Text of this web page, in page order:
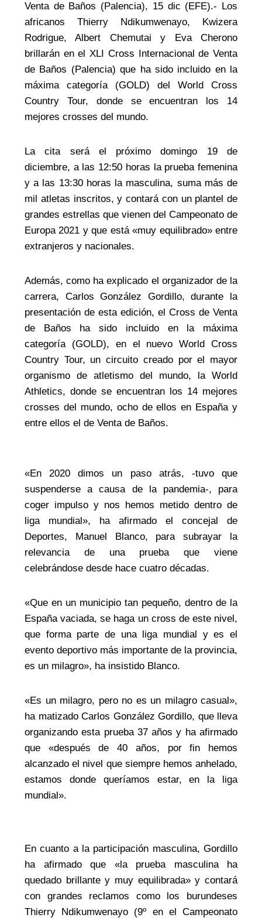
Venta de Baños (Palencia), 15 dic (EFE).- Los
africanos Thierry Ndikumwenayo, Kwizera
Rodrigue, Albert Chemutai y Eva Cherono
brillarán en el XLI Cross Internacional de Venta
de Baños (Palencia) que ha sido incluido en la
máxima categoría (GOLD) del World Cross
Country Tour, donde se encuentran los 14
mejores crosses del mundo.
La cita será el próximo domingo 19 de
diciembre, a las 12:50 horas la prueba femenina
y a las 13:30 horas la masculina, suma más de
mil atletas inscritos, y contará con un plantel de
grandes estrellas que vienen del Campeonato de
Europa 2021 y que está «muy equilibrado» entre
extranjeros y nacionales.
Además, como ha explicado el organizador de la
carrera, Carlos González Gordillo, durante la
presentación de esta edición, el Cross de Venta
de Baños ha sido incluido en la máxima
categoría (GOLD), en el nuevo World Cross
Country Tour, un circuito creado por el mayor
organismo de atletismo del mundo, la World
Athletics, donde se encuentran los 14 mejores
crosses del mundo, ocho de ellos en España y
entre ellos el de Venta de Baños.
«En 2020 dimos un paso atrás, -tuvo que
suspenderse a causa de la pandemia-, para
coger impulso y nos hemos metido dentro de
liga mundial», ha afirmado el concejal de
Deportes, Manuel Blanco, para subrayar la
relevancia de una prueba que viene
celebrándose desde hace cuatro décadas.
«Que en un municipio tan pequeño, dentro de la
España vaciada, se haga un cross de este nivel,
que forma parte de una liga mundial y es el
evento deportivo más importante de la provincia,
es un milagro», ha insistido Blanco.
«Es un milagro, pero no es un milagro casual»,
ha matizado Carlos González Gordillo, que lleva
organizando esta prueba 37 años y ha afirmado
que «después de 40 años, por fin hemos
alcanzado el nivel que siempre hemos anhelado,
estamos donde queríamos estar, en la liga
mundial».
En cuanto a la participación masculina, Gordillo
ha afirmado que «la prueba masculina ha
quedado brillante y muy equilibrada» y contará
con grandes reclamos como los burundeses
Thierry Ndikumwenayo (9º en el Campeonato